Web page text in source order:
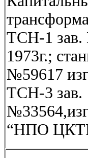
ТСН-1 зав.
1973г.;
№59617
ТСН-3 зав.
“НПО